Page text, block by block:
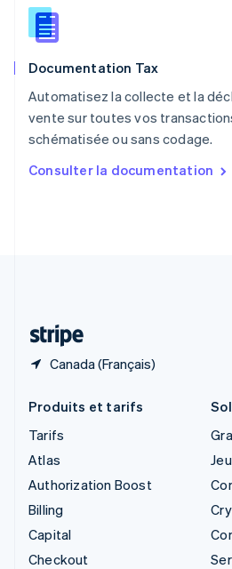
Documentation Tax
Automatisez la collecte et la
vente sur toutes vos
schématisée ou sans codage.
Consulter la documentation
Canada (Français)
République tchèque
English
English
Royaume-Uni
Singapour
English简体中文
English
Produits et tarifs
Tarifs
Atlas
Authorization Boost
Billing
Capital
Checkout